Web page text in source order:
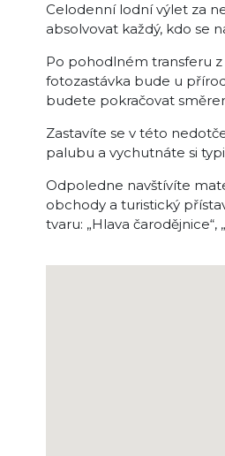
Celodenní lodní výlet za
absolvovat každý, kdo se
Po pohodlném transferu
fotozastávka bude u
budete pokračovat
Zastavíte se v této
palubu a vychutnáte si
Odpoledne navštívíte
obchody a turistický
tvaru: „Hlava